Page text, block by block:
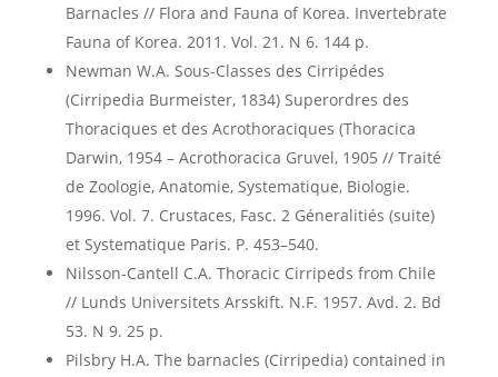
Barnacles // Flora and Fauna of Korea. Invertebrate
Fauna of Korea. 2011. Vol. 21. N 6. 144 p.
Newman W.A. Sous-Classes des Cirripédes
(Cirripedia Burmeister, 1834) Superordres des
Thoraciques et des Acrothoraciques (Thoracica
Darwin, 1954 – Acrothoracica Gruvel, 1905 // Traité
de Zoologie, Anatomie, Systematique, Biologie.
1996. Vol. 7. Crustaces, Fasc. 2 Géneralitiés (suite)
et Systematique Paris. P. 453–540.
Nilsson-Cantell C.A. Thoracic Cirripeds from Chile
// Lunds Universitets Arsskift. N.F. 1957. Avd. 2. Bd
53. N 9. 25 p.
Pilsbry H.A. The barnacles (Cirripedia) contained in